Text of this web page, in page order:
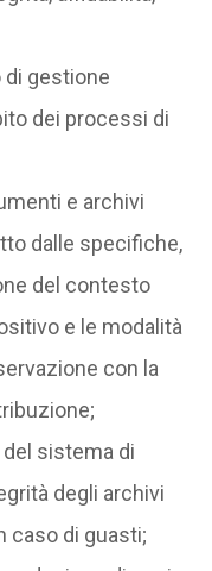
di gestione
dei processi di
e archivi
dalle specifiche,
del contesto
e le modalità
con la
sistema di
degli archivi
caso di guasti;